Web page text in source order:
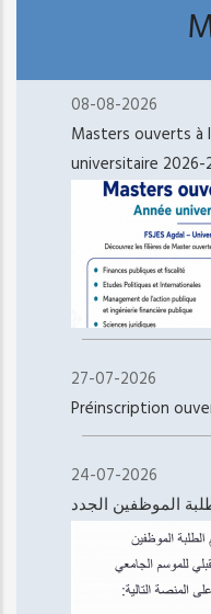
08-08-2026
Masters ouverts à
universitaire 2026-
27-07-2026
Préinscription
24-07-2026
الموظفين الجدد